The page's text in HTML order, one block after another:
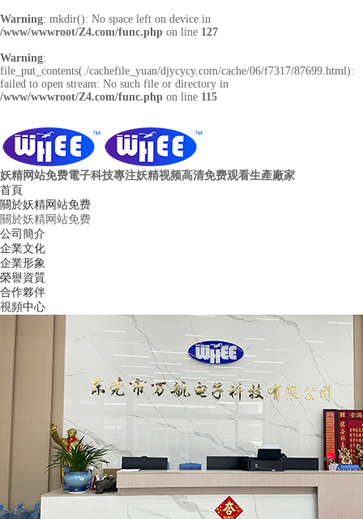
Warning: mkdir(): No space left on device in
/www/wwwroot/Z4.com/func.php on line 127
Warning:
file_put_contents(./cachefile_yuan/djycycy.com/cache/06/f7317/87699.html):
failed to open stream: No such file or directory in
/www/wwwroot/Z4.com/func.php on line 115
妖精网站免费電子科技專注妖精视频高清免费观看生產廠家
首頁
關於妖精网站免费
關於妖精网站免费
公司簡介
企業文化
企業形象
榮譽資質
合作夥伴
視頻中心